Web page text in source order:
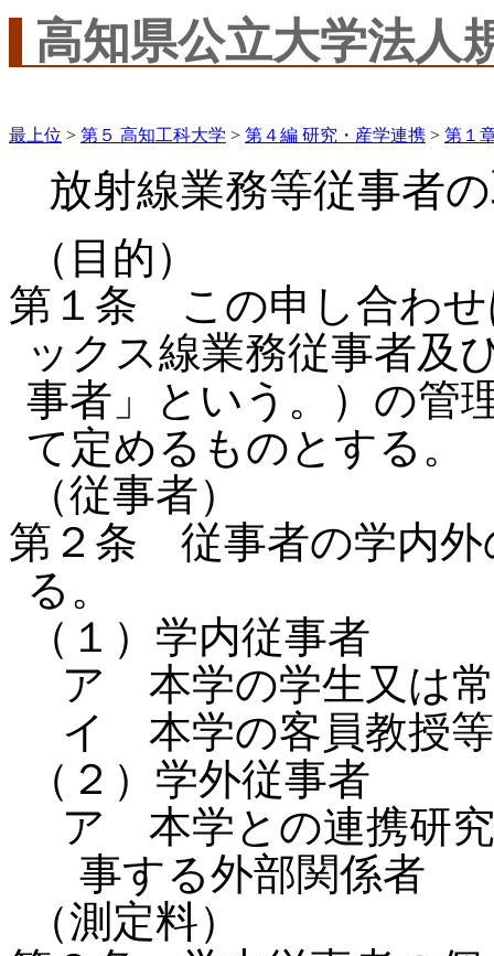
高知県公立大学法人
最上位 > 第５ 高知工科大学 > 第４編 研究・産学連携 > 第１
放射線業務等従事者
（目的）
第１条 この申し合わせ
ックス線業務従事者及
事者」という。）の管
て定めるものとする。
（従事者）
第２条 従事者の学内外
る。
（１）学内従事者
ア 本学の学生又は
イ 本学の客員教授
（２）学外従事者
ア 本学との連携研
事する外部関係者
（測定料）